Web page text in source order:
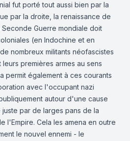
fut porté tout aussi bien par la
par la droite, la renaissance de
Guerre mondiale doit
(en Indochine et en
nombreux militants néofascistes
premières armes au sens
permit également à ces courants
avec l'occupant nazi
autour d'une cause
par de larges pans de la
l'Empire. Cela les amena en outre
le nouvel ennemi - le